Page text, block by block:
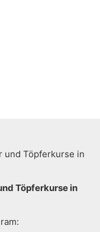
Töpferkurse in